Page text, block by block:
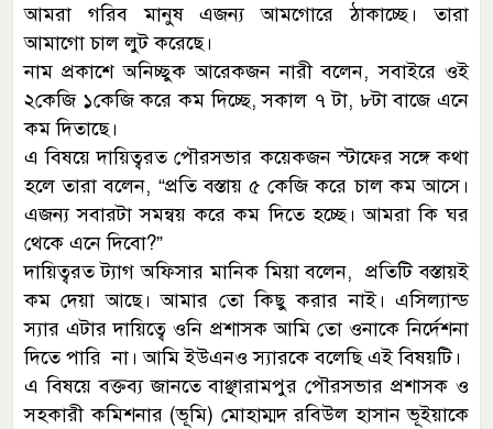
আমরা গরিব মানুষ এজন্য আমগোরে ঠাকাচ্ছে। তারা
আমাগো চাল লুট করেছে।
নাম প্রকাশে অনিচ্ছুক আরেকজন নারী বলেন, সবাইরে ওই
২কেজি ১কেজি করে কম দিচ্ছে, সকাল ৭ টা, ৮টা বাজে এনে
কম দিতাছে।
এ বিষয়ে দায়িত্বরত পৌরসভার কয়েকজন স্টাফের সঙ্গে কথা
হলে তারা বলেন, “প্রতি বস্তায় ৫ কেজি করে চাল কম আসে।
এজন্য সবারটা সমন্বয় করে কম দিতে হচ্ছে। আমরা কি ঘর
থেকে এনে দিবো?”
দায়িত্বরত ট্যাগ অফিসার মানিক মিয়া বলেন, প্রতিটি বস্তায়ই
কম দেয়া আছে। আমার তো কিছু করার নাই। এসিল্যান্ড
স্যার এটার দায়িত্বে ওনি প্রশাসক আমি তো ওনাকে নির্দেশনা
দিতে পারি না। আমি ইউএনও স্যারকে বলেছি এই বিষয়টি।
এ বিষয়ে বক্তব্য জানতে বাঞ্ছারামপুর পৌরসভার প্রশাসক ও
সহকারী কমিশনার (ভূমি) মোহাম্মদ রবিউল হাসান ভূইয়াকে